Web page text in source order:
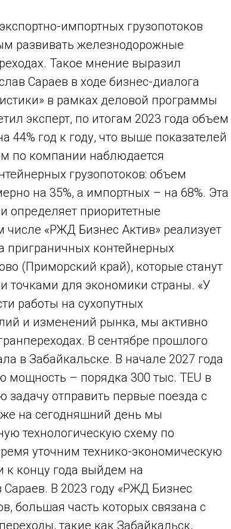
импортных грузопотоков
развивать железнодорожные
Такое мнение выразил
Сараев в ходе бизнес-диалога
в рамках деловой программы
эксперт, по итогам 2023 года объем
44% год к году, что выше показателей
по компании наблюдается
грузопотоков: объем
на 35%, а импортных – на 68%. Эта
определяет приоритетные
«РЖД Бизнес Актив» реализует
приграничных контейнерных
(Приморский край), которые станут
точками для экономики страны. «У
работы на сухопутных
и изменений рынка, мы активно
В сентябре прошлого
в Забайкальске. В начале 2027 года
– порядка 300 тыс. TEU в
отправить первые поезда с
на сегодняшний день мы
технологическую схему по
уточним технико-экономическую
к концу года выйдем на
В 2023 году «РЖД Бизнес
большая часть которых связана с
такие как Забайкальск,